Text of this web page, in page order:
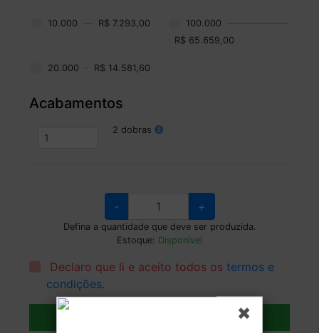
10.000 R$ 7.293,00
100.000
R$ 65.659,00
20.000 R$ 14.581,60
Acabamentos
2 dobras
- +
Defina a quantidade que deve ser produzida.
Estoque: Disponível
Declaro que li e aceito todos ostermos e
condições.